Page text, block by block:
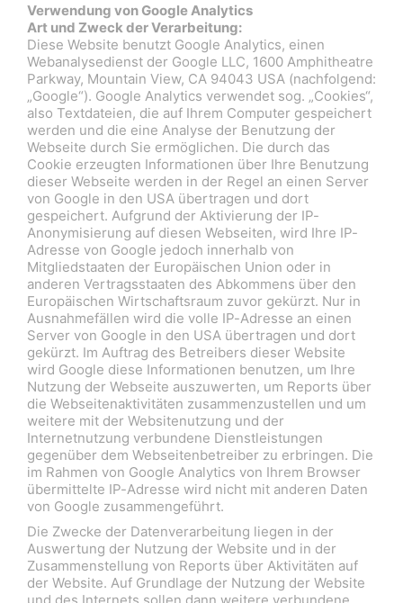
Verwendung von Google Analytics
Art und Zweck der Verarbeitung:
Diese Website benutzt Google Analytics, einen
Webanalysedienst der Google LLC, 1600 Amphitheatre
Parkway, Mountain View, CA 94043 USA (nachfolgend:
„Google“). Google Analytics verwendet sog. „Cookies“,
also Textdateien, die auf Ihrem Computer gespeichert
werden und die eine Analyse der Benutzung der
Webseite durch Sie ermöglichen. Die durch das
Cookie erzeugten Informationen über Ihre Benutzung
dieser Webseite werden in der Regel an einen Server
von Google in den USA übertragen und dort
gespeichert. Aufgrund der Aktivierung der IP-
Anonymisierung auf diesen Webseiten, wird Ihre IP-
Adresse von Google jedoch innerhalb von
Mitgliedstaaten der Europäischen Union oder in
anderen Vertragsstaaten des Abkommens über den
Europäischen Wirtschaftsraum zuvor gekürzt. Nur in
Ausnahmefällen wird die volle IP-Adresse an einen
Server von Google in den USA übertragen und dort
gekürzt. Im Auftrag des Betreibers dieser Website
wird Google diese Informationen benutzen, um Ihre
Nutzung der Webseite auszuwerten, um Reports über
die Webseitenaktivitäten zusammenzustellen und um
weitere mit der Websitenutzung und der
Internetnutzung verbundene Dienstleistungen
gegenüber dem Webseitenbetreiber zu erbringen. Die
im Rahmen von Google Analytics von Ihrem Browser
übermittelte IP-Adresse wird nicht mit anderen Daten
von Google zusammengeführt.
Die Zwecke der Datenverarbeitung liegen in der
Auswertung der Nutzung der Website und in der
Zusammenstellung von Reports über Aktivitäten auf
der Website. Auf Grundlage der Nutzung der Website